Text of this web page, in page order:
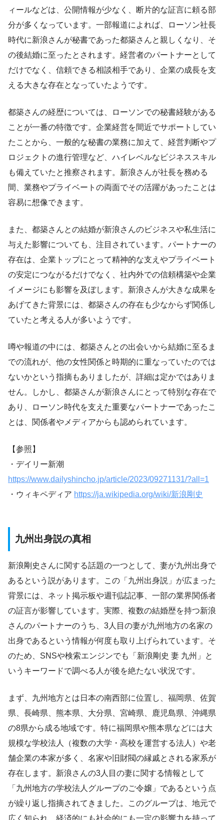
ィールなどは、公開情報が少なく、断片的な証言に頼る部
分が多くなっています。一部報道によれば、ローソン社長
時代に新浪さんが秘書であった都築さんと親しくなり、そ
の後結婚に至ったとされます。経営者のパートナーとして
だけでなく、信頼できる相談相手であり、企業の成長を支
える大きな存在となっていたようです。
都築さんの経歴については、ローソンでの秘書経験がある
ことが一番の特徴です。企業経営を間近でサポートしてい
たことから、一般的な秘書の業務に加えて、経営判断やプ
ロジェクトの進行管理など、ハイレベルなビジネススキル
も備えていたと推察されます。新浪さんが社長を務める
間、業務やプライベートの両面でその活躍があったことは
容易に想像できます。
また、都築さんとの結婚が新浪さんのビジネスや私生活に
与えた影響についても、注目されています。パートナーの
存在は、企業トップにとって精神的な支えやプライベート
の安定につながるだけでなく、社内外での信頼構築や企業
イメージにも影響を及ぼします。新浪さんが大きな成果を
あげてきた背景には、都築さんの存在も少なからず関係し
ていたと考える人が多いようです。
噂や報道の中には、都築さんとの出会いから結婚に至るま
での流れが、他の女性関係と時期的に重なっていたのでは
ないかという指摘もありましたが、詳細は定かではありま
せん。しかし、都築さんが新浪さんにとって特別な存在で
あり、ローソン時代を支えた重要なパートナーであったこ
とは、関係者やメディアからも認められています。
【参照】
・デイリー新潮
https://www.dailyshincho.jp/article/2023/09271131/?all=1
・ウィキペディア https://ja.wikipedia.org/wiki/新浪剛史
九州出身説の真相
新浪剛史さんに関する話題の一つとして、妻が九州出身で
あるという説があります。この「九州出身説」が広まった
背景には、ネット掲示板や週刊誌記事、一部の業界関係者
の証言が影響しています。実際、複数の結婚歴を持つ新浪
さんのパートナーのうち、3人目の妻が九州地方の名家の
出身であるという情報が何度も取り上げられています。そ
のため、SNSや検索エンジンでも「新浪剛史 妻 九州」と
いうキーワードで調べる人が後を絶たない状況です。
まず、九州地方とは日本の南西部に位置し、福岡県、佐賀
県、長崎県、熊本県、大分県、宮崎県、鹿児島県、沖縄県
の8県から成る地域です。特に福岡県や熊本県などには大
規模な学校法人（複数の大学・高校を運営する法人）や老
舗企業の本家が多く、名家や旧財閥の縁戚とされる家系が
存在します。新浪さんの3人目の妻に関する情報として
「九州地方の学校法人グループのご令嬢」であるという点
が繰り返し指摘されてきました。このグループは、地元で
広く知られ、経済的にも社会的にも一定の影響力を持って